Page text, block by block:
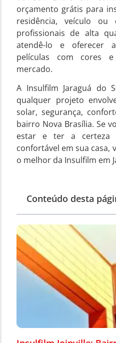
orçamento grátis para
residência, veículo ou
profissionais de alta
atendê-lo e oferecer
películas com cores
mercado.
A Insulfilm Jaraguá do
qualquer projeto
solar, segurança,
bairro Nova Brasília. Se
estar e ter a certeza
confortável em sua casa,
o melhor da Insulfilm em
Conteúdo desta